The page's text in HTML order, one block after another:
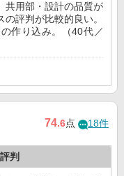
共用部・設計の品質が
評判が比較的良い。
作り込み。（40代／
74.6点 18件
判